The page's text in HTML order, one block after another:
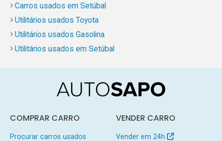
Carros usados em Setúbal
Utilitários usados Toyota
Utilitários usados Gasolina
Utilitários usados em Setúbal
COMPRAR CARRO
Procurar carros usados
VENDER CARRO
Vender em 24h